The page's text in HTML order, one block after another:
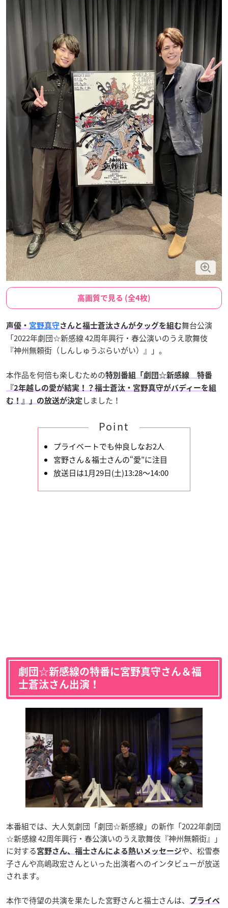
高画質で見る (全4枚)
声優・ 宮野真守さんと福士蒼汰さんがタッグを組む舞台公演
「2022年劇団☆新感線 42周年興行・春公演いのうえ歌舞伎
『神州無頼街（しんしゅうぶらいがい）』」。
本作品を何倍も楽しむための特別番組「劇団☆新感線 特番
『2年越しの愛が結実！？福士蒼汰・宮野真守がバディーを組
む！』」の放送が決定 しました！
Point
プライベートでも仲良しなお2人
宮野さん＆福士さんの“愛”に注目
放送日は1月29日(土)13:28～14:00
劇団☆新感線の特番に宮野真守さん＆福
士蒼汰さん出演！
本番組では、大人気劇団「劇団☆新感線」の新作「2022年劇団
☆新感線 42周年興行・春公演いのうえ歌舞伎『神州無頼街』」
に対する 宮野さん、福士さんによる熱いメッセージや、松雪泰
子さんや髙嶋政宏さんといった出演者へのインタビューが放送
されます。
本作で待望の共演を果たした宮野さんと福士さんは、 プライベ